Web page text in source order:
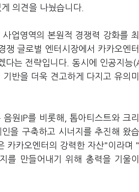
의견을 나눴습니다.
업영역의 본원적 경쟁력 강화를
글로벌 엔터시장에서 카카오엔터
다는 전략입니다. 동시에 인공지능
반을 더욱 견고하게 다지고 유의
원IP를 비롯해, 톱아티스트와 크리
을 구축하고 시너지를 추진해 왔습
카카오엔터의 강력한 자산"이라며 "
를 만들어내기 위해 총력을 기울